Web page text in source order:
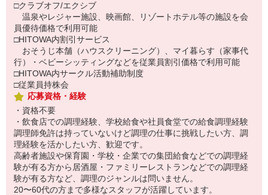
□クラブオフ/エクシブ
温泉やレジャー施設、映画館、リゾートホテル等の施設を会
員優待価格で利用可能
□HITOWA内割引サービス
おそうじ本舗（ハウスクリーニング）、マイ暮らす（家事代
行）・ベビーシッティングなどを従業員割引価格で利用可能
□HITOWA内サークル活動補助制度
□従業員持株会
応募資格・経験
・資格不要
・飲食店での調理経験、学校給食や社員食堂での給食調理経験
調理師免許は持っていないけど調理の仕事に挑戦したい方、調
理経験を活かしたい方、歓迎です。
高齢者施設や保育園・学校・企業での集団給食などでの調理経
験が有る方から居酒屋・ファミリーレストランなどでの調理経
験が有る方など、調理のジャンルは問いません。
20〜60代の方まで多様なスタッフが活躍しています。